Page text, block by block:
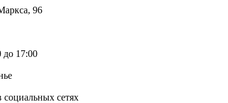
96
до 17:00
социальных сетях